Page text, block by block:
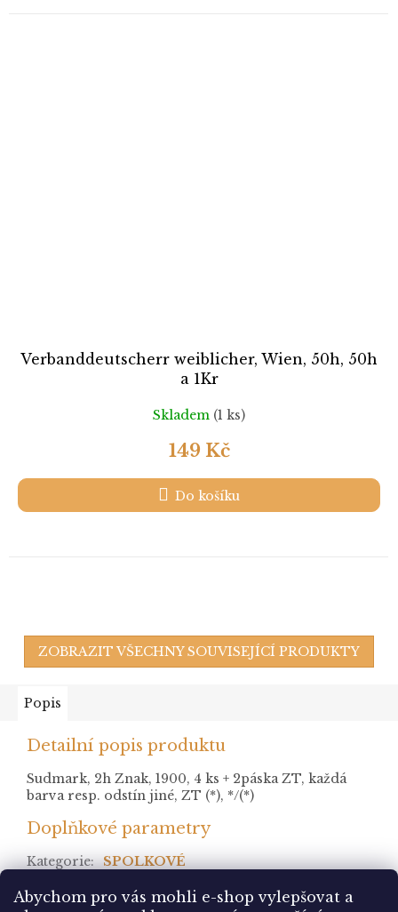
Abychom pro vás mohli e-shop vylepšovat a
Verbanddeutscherr weiblicher, Wien, 50h, 50h
a 1Kr
Skladem (1 ks)
149 Kč
Do košíku
ZOBRAZIT VŠECHNY SOUVISEJÍCÍ PRODUKTY
Popis
Detailní popis produktu
Sudmark, 2h Znak, 1900, 4 ks + 2páska ZT, každá
barva resp. odstín jiné, ZT (*), */(*)
Doplňkové parametry
Kategorie: SPOLKOVÉ